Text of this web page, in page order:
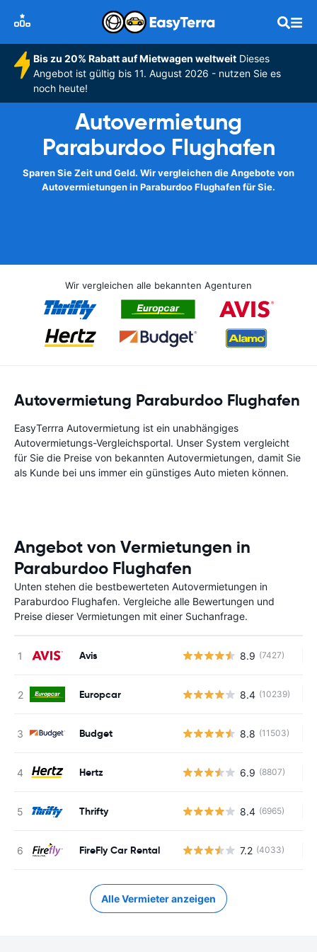
Bis zu 20% Rabatt auf Mietwagen weltweitDieses
Angebot ist gültig bis 11. August 2026 - nutzen Sie es
noch heute!
Autovermietung
Paraburdoo Flughafen
Sparen Sie Zeit und Geld. Wir vergleichen die Angebote von
Autovermietungen in Paraburdoo Flughafen für Sie.
Wir vergleichen alle bekannten Agenturen
Autovermietung Paraburdoo Flughafen
EasyTerrra Autovermietung ist ein unabhängiges
Autovermietungs-Vergleichsportal. Unser System vergleicht
für Sie die Preise von bekannten Autovermietungen, damit Sie
als Kunde bei uns immer ein günstiges Auto mieten können.
Angebot von Vermietungen in
Paraburdoo Flughafen
Unten stehen die bestbewerteten Autovermietungen in
Paraburdoo Flughafen. Vergleiche alle Bewertungen und
Preise dieser Vermietungen mit einer Suchanfrage.
Avis 8.9 (7427)
Europcar 8.4 (10239)
Budget 8.8 (11503)
Hertz 6.9 (8807)
Thrifty 8.4 (6965)
FireFly Car Rental 7.2 (4033)
Alle Vermieter anzeigen